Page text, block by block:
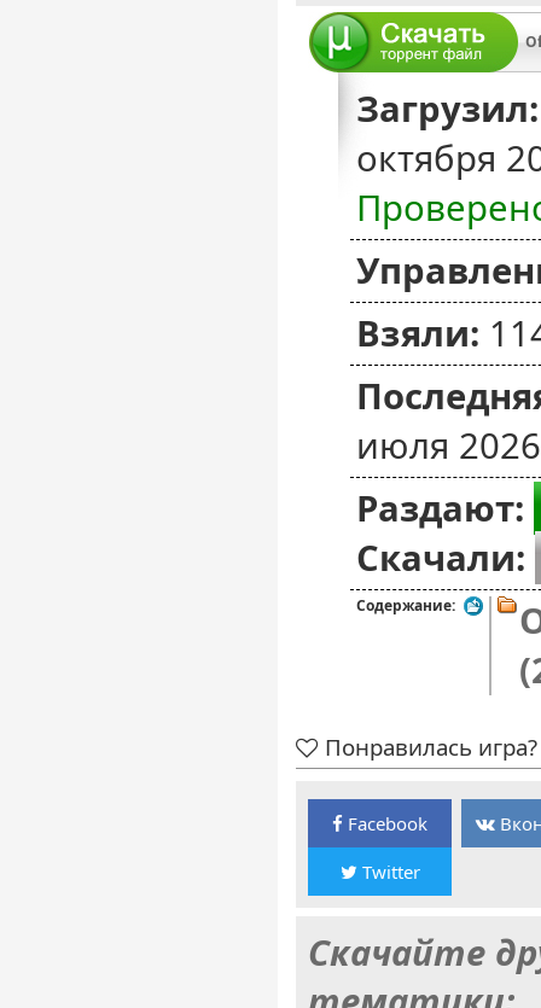
Загрузил:
октября
Взяли:
июля
Раздают:
Скачали:
Содержание:
Понравилась
Facebook
Twitter
Скачайте